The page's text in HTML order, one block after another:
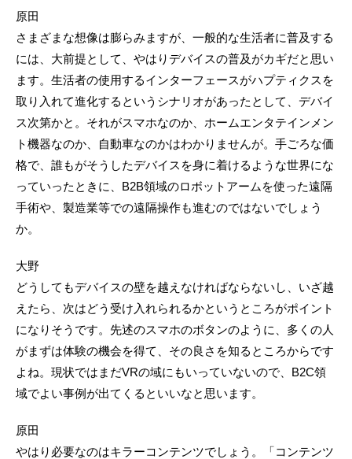
原田
さまざまな想像は膨らみますが、一般的な生活者に普及する
には、大前提として、やはりデバイスの普及がカギだと思い
ます。生活者の使用するインターフェースがハプティクスを
取り入れて進化するというシナリオがあったとして、デバイ
ス次第かと。それがスマホなのか、ホームエンタテインメン
ト機器なのか、自動車なのかはわかりませんが。手ごろな価
格で、誰もがそうしたデバイスを身に着けるような世界にな
っていったときに、B2B領域のロボットアームを使った遠隔
手術や、製造業等での遠隔操作も進むのではないでしょう
か。
大野
どうしてもデバイスの壁を越えなければならないし、いざ越
えたら、次はどう受け入れられるかというところがポイント
になりそうです。先述のスマホのボタンのように、多くの人
がまずは体験の機会を得て、その良さを知るところからです
よね。現状ではまだVRの域にもいっていないので、B2C領
域でよい事例が出てくるといいなと思います。
原田
やはり必要なのはキラーコンテンツでしょう。「コンテンツ